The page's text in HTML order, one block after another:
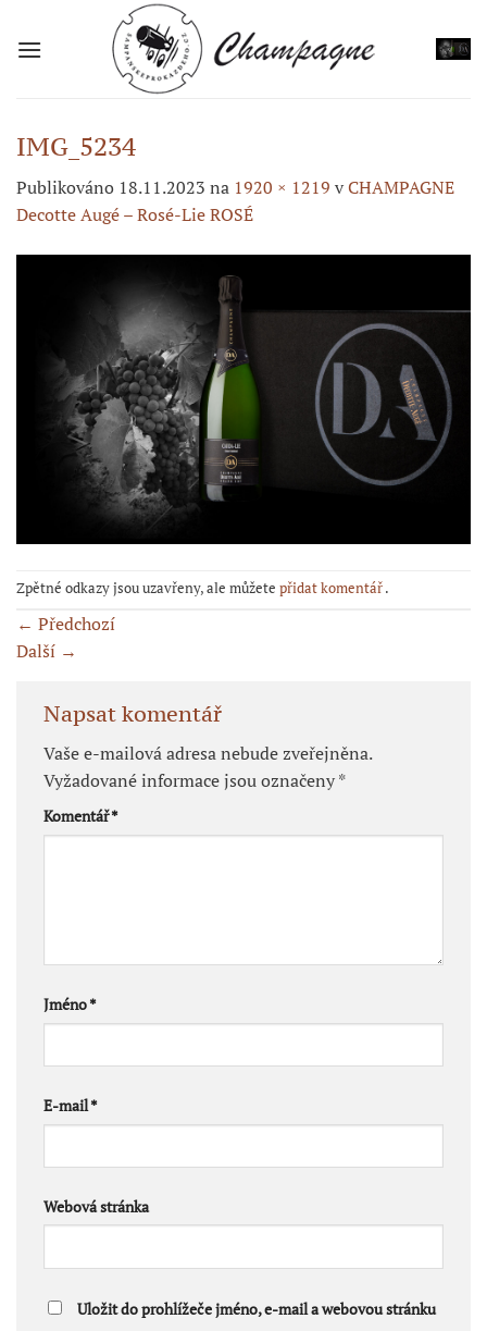
IMG_5234
Publikováno 18.11.2023 na 1920 × 1219 vCHAMPAGNE
Decotte Augé – Rosé-Lie ROSÉ
Zpětné odkazy jsou uzavřeny, ale můžete přidat komentář.
← Předchozí
Další →
Napsat komentář
Vaše e-mailová adresa nebude zveřejněna.
Vyžadované informace jsou označeny*
Komentář*
Jméno*
E-mail*
Webová stránka
Uložit do prohlížeče jméno, e-mail a webovou stránku